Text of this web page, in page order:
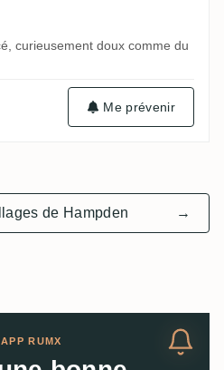
curieusement doux comme du
Me prévenir
de Hampden →
RUMX